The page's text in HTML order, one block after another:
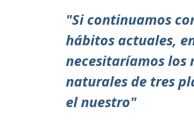
"Si continuamos
hábitos actuales,
necesitaríamoslos
naturales de tres
el nuestro"